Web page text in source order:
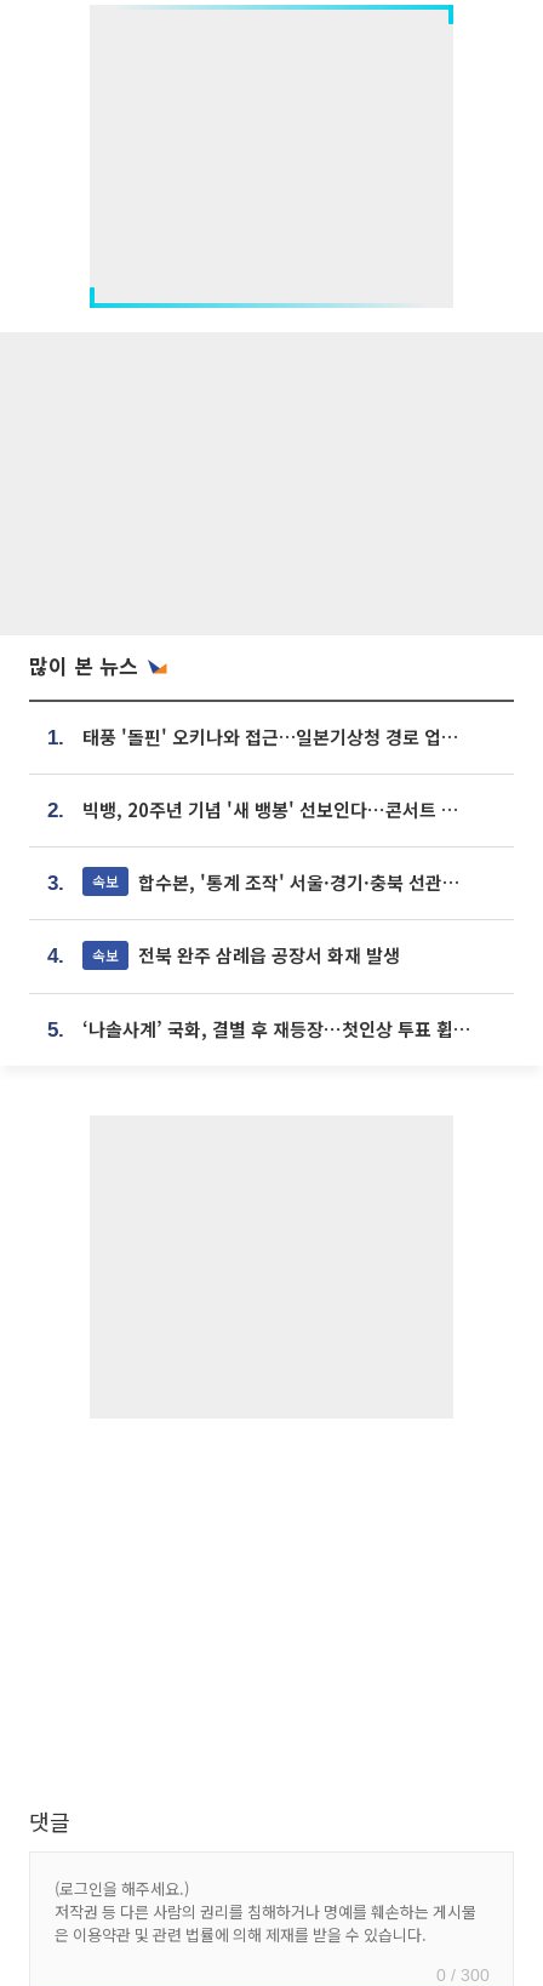
많이 본 뉴스
1. 태풍 '돌핀' 오키나와 접근…일본기상청 경로 업데이트
2. 빅뱅, 20주년 기념 '새 뱅봉' 선보인다⋯콘서트 앞두고 팝업 개최
3. 속보 합수본, '통계 조작' 서울·경기·충북 선관위 등 추가 압수수색
4. 속보 전북 완주 삼례읍 공장서 화재 발생
5. ‘나솔사계’ 국화, 결별 후 재등장⋯첫인상 투표 휩쓸고 ‘인기녀’ 등극
댓글
0 / 300